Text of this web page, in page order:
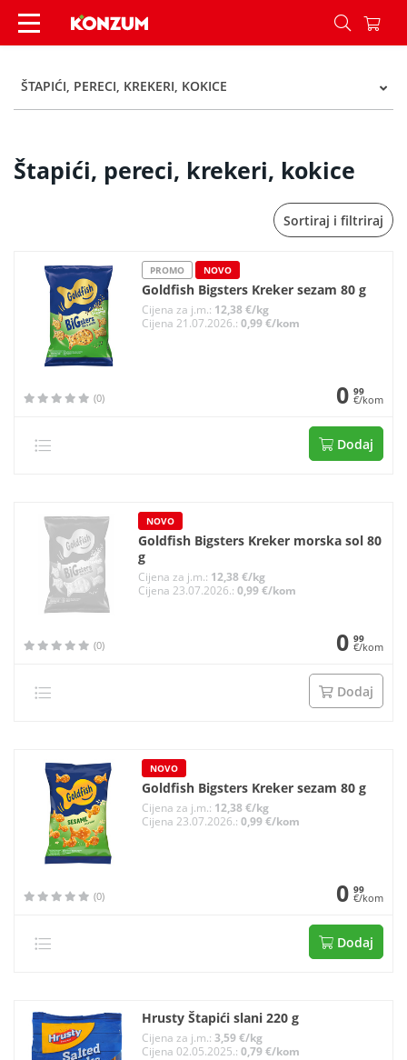
Štapići, pereci, krekeri, kokice - Kategorije -
ŠTAPIĆI, PERECI, KREKERI, KOKICE
Štapići, pereci, krekeri, kokice
Sortiraj i filtriraj
PROMO NOVO
Goldfish Bigsters Kreker sezam 80 g
Cijena za j.m.: 12,38 €/kg
Cijena 21.07.2026.: 0,99 €/kom
(0) 0 99
€/kom
Dodaj
NOVO
Goldfish Bigsters Kreker morska sol 80
g
Cijena za j.m.: 12,38 €/kg
Cijena 23.07.2026.: 0,99 €/kom
(0) 0 99
€/kom
Dodaj
NOVO
Goldfish Bigsters Kreker sezam 80 g
Cijena za j.m.: 12,38 €/kg
Cijena 23.07.2026.: 0,99 €/kom
(0) 0 99
€/kom
Dodaj
Hrusty Štapići slani 220 g
Cijena za j.m.: 3,59 €/kg
Cijena 02.05.2025.: 0,79 €/kom